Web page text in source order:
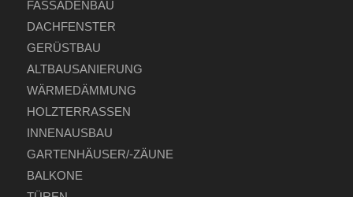
FASSADENBAU
DACHFENSTER
GERÜSTBAU
ALTBAUSANIERUNG
WÄRMEDÄMMUNG
HOLZTERRASSEN
INNENAUSBAU
GARTENHÄUSER/-ZÄUNE
BALKONE